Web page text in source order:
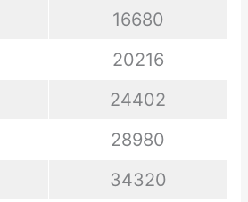
16680
20216
24402
28980
34320